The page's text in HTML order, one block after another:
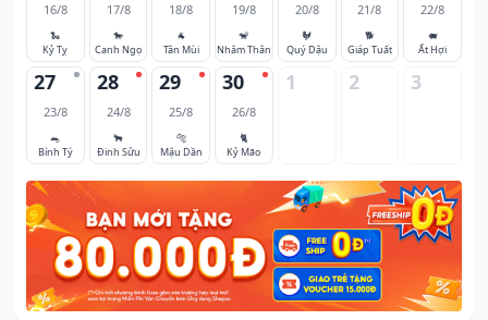
16/8
🐍
Kỷ Tỵ
17/8
🐎
Canh Ngọ
18/8
🐐
Tân Mùi
19/8
🐒
Nhâm Thân
20/8
🐓
Quý Dậu
21/8
🐕
Giáp Tuất
22/8
🐖
Ất Hợi
27
23/8
🐀
Bính Tý
28
24/8
🐂
Đinh Sửu
29
25/8
🐅
Mậu Dần
30
26/8
🐈
Kỷ Mão
1 2 3